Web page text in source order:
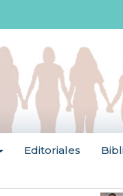
Editoriales